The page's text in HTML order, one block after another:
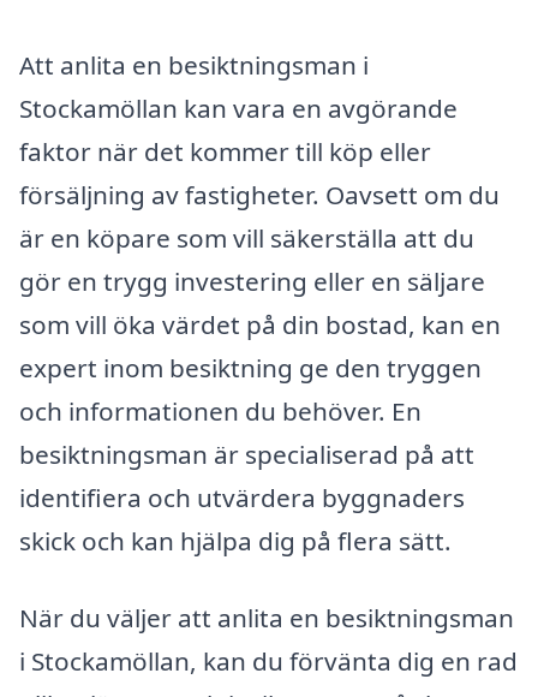
Att anlita en besiktningsman i
Stockamöllan kan vara en avgörande
faktor när det kommer till köp eller
försäljning av fastigheter. Oavsett om du
är en köpare som vill säkerställa att du
gör en trygg investering eller en säljare
som vill öka värdet på din bostad, kan en
expert inom besiktning ge den tryggen
och informationen du behöver. En
besiktningsman är specialiserad på att
identifiera och utvärdera byggnaders
skick och kan hjälpa dig på flera sätt.
När du väljer att anlita en besiktningsman
i Stockamöllan, kan du förvänta dig en rad